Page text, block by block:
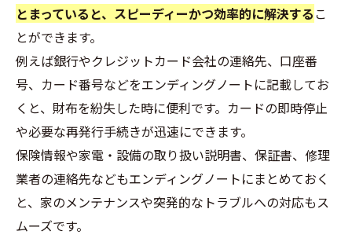
とまっていると、スピーディーかつ効率的に解決するこ
とができます。
例えば銀行やクレジットカード会社の連絡先、口座番
号、カード番号などをエンディングノートに記載してお
くと、財布を紛失した時に便利です。カードの即時停止
や必要な再発行手続きが迅速にできます。
保険情報や家電・設備の取り扱い説明書、保証書、修理
業者の連絡先などもエンディングノートにまとめておく
と、家のメンテナンスや突発的なトラブルへの対応もス
ムーズです。